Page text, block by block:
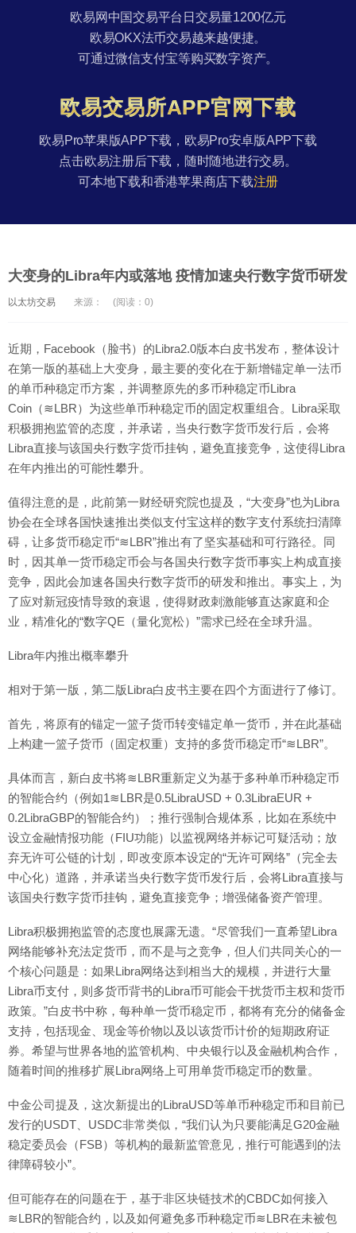
欧易网中国交易平台日交易量1200亿元
欧易OKX法币交易越来越便捷。
可通过微信支付宝等购买数字资产。
欧易交易所APP官网下载
欧易Pro苹果版APP下载，欧易Pro安卓版APP下载
点击欧易注册后下载，随时随地进行交易。
可本地下载和香港苹果商店下载注册
大变身的Libra年内或落地 疫情加速央行数字货币研发
以太坊交易 来源： (阅读：0)
近期，Facebook（脸书）的Libra2.0版本白皮书发布，整体设计
在第一版的基础上大变身，最主要的变化在于新增锚定单一法币
的单币种稳定币方案，并调整原先的多币种稳定币Libra
Coin（≋LBR）为这些单币种稳定币的固定权重组合。Libra采取
积极拥抱监管的态度，并承诺，当央行数字货币发行后，会将
Libra直接与该国央行数字货币挂钩，避免直接竞争，这使得Libra
在年内推出的可能性攀升。
值得注意的是，此前第一财经研究院也提及，“大变身”也为Libra
协会在全球各国快速推出类似支付宝这样的数字支付系统扫清障
碍，让多货币稳定币“≋LBR”推出有了坚实基础和可行路径。同
时，因其单一货币稳定币会与各国央行数字货币事实上构成直接
竞争，因此会加速各国央行数字货币的研发和推出。事实上，为
了应对新冠疫情导致的衰退，使得财政刺激能够直达家庭和企
业，精准化的“数字QE（量化宽松）”需求已经在全球升温。
Libra年内推出概率攀升
相对于第一版，第二版Libra白皮书主要在四个方面进行了修订。
首先，将原有的锚定一篮子货币转变锚定单一货币，并在此基础
上构建一篮子货币（固定权重）支持的多货币稳定币“≋LBR”。
具体而言，新白皮书将≋LBR重新定义为基于多种单币种稳定币
的智能合约（例如1≋LBR是0.5LibraUSD + 0.3LibraEUR +
0.2LibraGBP的智能合约）；推行强制合规体系，比如在系统中
设立金融情报功能（FIU功能）以监视网络并标记可疑活动；放
弃无许可公链的计划，即改变原本设定的“无许可网络”（完全去
中心化）道路，并承诺当央行数字货币发行后，会将Libra直接与
该国央行数字货币挂钩，避免直接竞争；增强储备资产管理。
Libra积极拥抱监管的态度也展露无遗。“尽管我们一直希望Libra
网络能够补充法定货币，而不是与之竞争，但人们共同关心的一
个核心问题是：如果Libra网络达到相当大的规模，并进行大量
Libra币支付，则多货币背书的Libra币可能会干扰货币主权和货币
政策。”白皮书中称，每种单一货币稳定币，都将有充分的储备金
支持，包括现金、现金等价物以及以该货币计价的短期政府证
券。希望与世界各地的监管机构、中央银行以及金融机构合作，
随着时间的推移扩展Libra网络上可用单货币稳定币的数量。
中金公司提及，这次新提出的LibraUSD等单币种稳定币和目前已
发行的USDT、USDC非常类似，“我们认为只要能满足G20金融
稳定委员会（FSB）等机构的最新监管意见，推行可能遇到的法
律障碍较小”。
但可能存在的问题在于，基于非区块链技术的CBDC如何接入
≋LBR的智能合约，以及如何避免多币种稳定币≋LBR在未被包